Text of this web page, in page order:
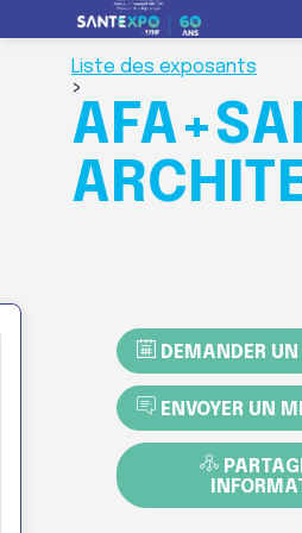
Liste des exposants
>
DEMANDER UN
ENVOYER UN